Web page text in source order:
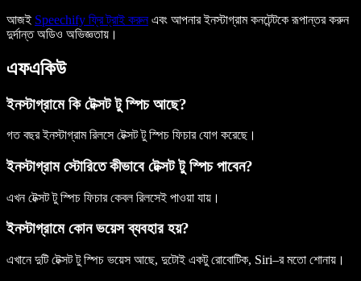
আজই Speechify ফ্রি ট্রাই করুনএবং আপনার ইনস্টাগ্রাম কনটেন্টকে রূপান্তর করুন
দুর্দান্ত অডিও অভিজ্ঞতায়।
এফএকিউ
ইনস্টাগ্রামে কি টেক্সট টু স্পিচ আছে?
গত বছর ইনস্টাগ্রাম রিলসে টেক্সট টু স্পিচ ফিচার যোগ করেছে।
ইনস্টাগ্রাম স্টোরিতে কীভাবে টেক্সট টু স্পিচ পাবেন?
এখন টেক্সট টু স্পিচ ফিচার কেবল রিলসেই পাওয়া যায়।
ইনস্টাগ্রামে কোন ভয়েস ব্যবহার হয়?
এখানে দুটি টেক্সট টু স্পিচ ভয়েস আছে, দুটোই একটু রোবোটিক, Siri–র মতো শোনায়।